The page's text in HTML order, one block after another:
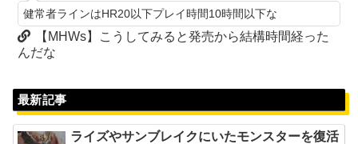
健常者ラインはHR20以下プレイ時間10時間以下な
【MHWs】こうしてみると発売から結構時間経った
んだな
最新記事
ライズやサンブレイクにいたモンスターを復活